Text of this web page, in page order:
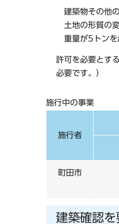
建築物その他
土地の形質の
重量が5トンを
許可を必要とす
必要です。）
施行中の事業
施行者
町田市
建築確認